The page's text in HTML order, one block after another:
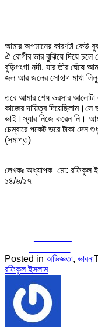
আমার অপমানের কারণটা কেউ
ঐ রোগীর ভার বুঝিয়ে দিয়ে চলে
বুড়িগংগা নদী, যার তীর ঘেঁষে
জল আর জলের সোহাগ মাখা
তবে আমার শেষ ভরসার আলোটা
কাজের দায়িত্ব
ভাই।স্যার নিজে করেন নি।
চেম্বারে পকেট ভরে টাকা দেন
(সমাপ্ত)
লেখকঃ অধ্যাপক মো: রফিকুল
১৪/৬/১৭
Posted in অভিজ্ঞতা, ভাবনা
রফিকুল ইসলাম